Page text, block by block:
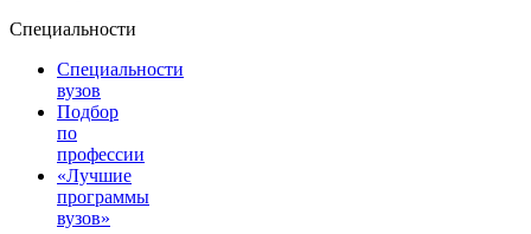
Специальности
Специальности
вузов
Подбор
по
профессии
«Лучшие
программы
вузов»